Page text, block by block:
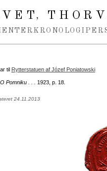
,
KRONOLOGI
til Rytterstatuen af Józef Poniatowski
O Pomniku . . . 1923, p. 18.
24.11.2013